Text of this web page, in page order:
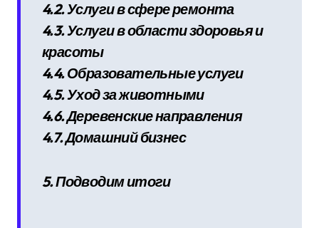
4.2. Услуги в сфере ремонта
4.3. Услуги в области здоровья и
красоты
4.4. Образовательные услуги
4.5. Уход за животными
4.6. Деревенские направления
4.7. Домашний бизнес
5. Подводим итоги